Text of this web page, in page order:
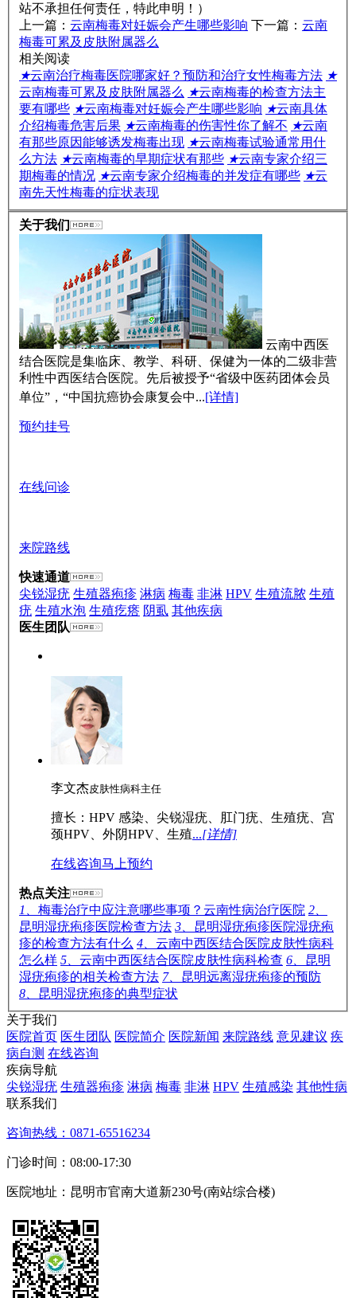
站不承担任何责任，特此申明！）
上一篇： 云南梅毒对妊娠会产生哪些影响 下一篇： 云南
梅毒可累及皮肤附属器么
相关阅读
★云南治疗梅毒医院哪家好？预防和治疗女性梅毒方法 ★
云南梅毒可累及皮肤附属器么 ★云南梅毒的检查方法主
要有哪些 ★云南梅毒对妊娠会产生哪些影响 ★云南具体
介绍梅毒危害后果 ★云南梅毒的伤害性你了解不 ★云南
有那些原因能够诱发梅毒出现 ★云南梅毒试验通常用什
么方法 ★云南梅毒的早期症状有那些 ★云南专家介绍三
期梅毒的情况 ★云南专家介绍梅毒的并发症有哪些 ★云
南先天性梅毒的症状表现
关于我们
云南中西医
结合医院是集临床、教学、科研、保健为一体的二级非营
利性中西医结合医院。先后被授予“省级中医药团体会员
单位”，“中国抗癌协会康复会中...[详情]
预约挂号
在线问诊
来院路线
快速通道
尖锐湿疣 生殖器疱疹 淋病 梅毒 非淋 HPV 生殖流脓 生殖
疣 生殖水泡 生殖疙瘩 阴虱 其他疾病
医生团队
李文杰皮肤性病科主任
擅长：HPV 感染、尖锐湿疣、肛门疣、生殖疣、宫
颈HPV、外阴HPV、生殖...[详情]
在线咨询马上预约
热点关注
1、 梅毒治疗中应注意哪些事项？云南性病治疗医院 2、
昆明湿疣疱疹医院检查方法 3、 昆明湿疣疱疹医院湿疣疱
疹的检查方法有什么 4、 云南中西医结合医院皮肤性病科
怎么样 5、 云南中西医结合医院皮肤性病科检查 6、 昆明
湿疣疱疹的相关检查方法 7、 昆明远离湿疣疱疹的预防
8、 昆明湿疣疱疹的典型症状
关于我们
医院首页 医生团队 医院简介 医院新闻 来院路线 意见建议 疾
病自测 在线咨询
疾病导航
尖锐湿疣 生殖器疱疹 淋病 梅毒 非淋 HPV 生殖感染 其他性病
联系我们
咨询热线：0871-65516234
门诊时间：08:00-17:30
医院地址：昆明市官南大道新230号(南站综合楼)